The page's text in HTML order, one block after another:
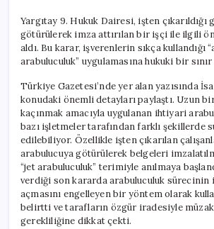
Yargıtay 9. Hukuk Dairesi, işten çıkarıldığı
götürülerek imza attırılan bir işçi ile ilgili
aldı. Bu karar, işverenlerin sıkça kullandığı
arabuluculuk” uygulamasına hukuki bir
Türkiye Gazetesi’nde yer alan yazısında
konudaki önemli detayları paylaştı. Uzun
kaçınmak amacıyla uygulanan ihtiyari
bazı işletmeler tarafından farklı şekillerde
edilebiliyor. Özellikle işten çıkarılan
arabulucuya götürülerek belgeleri
“jet arabuluculuk” terimiyle anılmaya
verdiği son kararda arabuluculuk sürecinin
açmasını engelleyen bir yöntem olarak
belirtti ve tarafların özgür iradesiyle
gerekliliğine dikkat çekti.